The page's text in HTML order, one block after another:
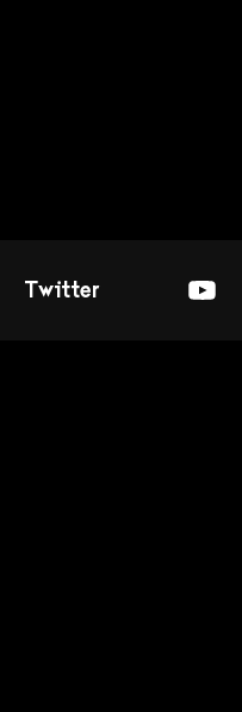
Twitter